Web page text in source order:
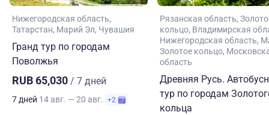
Нижегородская область
Татарстан Марий Эл Чувашия
Гранд тур по городам
Поволжья
RUB 65,030 / 7 дней
7 дней 14 авг. — 20 авг. +2
Рязанская область
кольцо Владимирская
Нижегородская область
Золотое кольцо
область
Древняя Русь.
тур по городам
кольца